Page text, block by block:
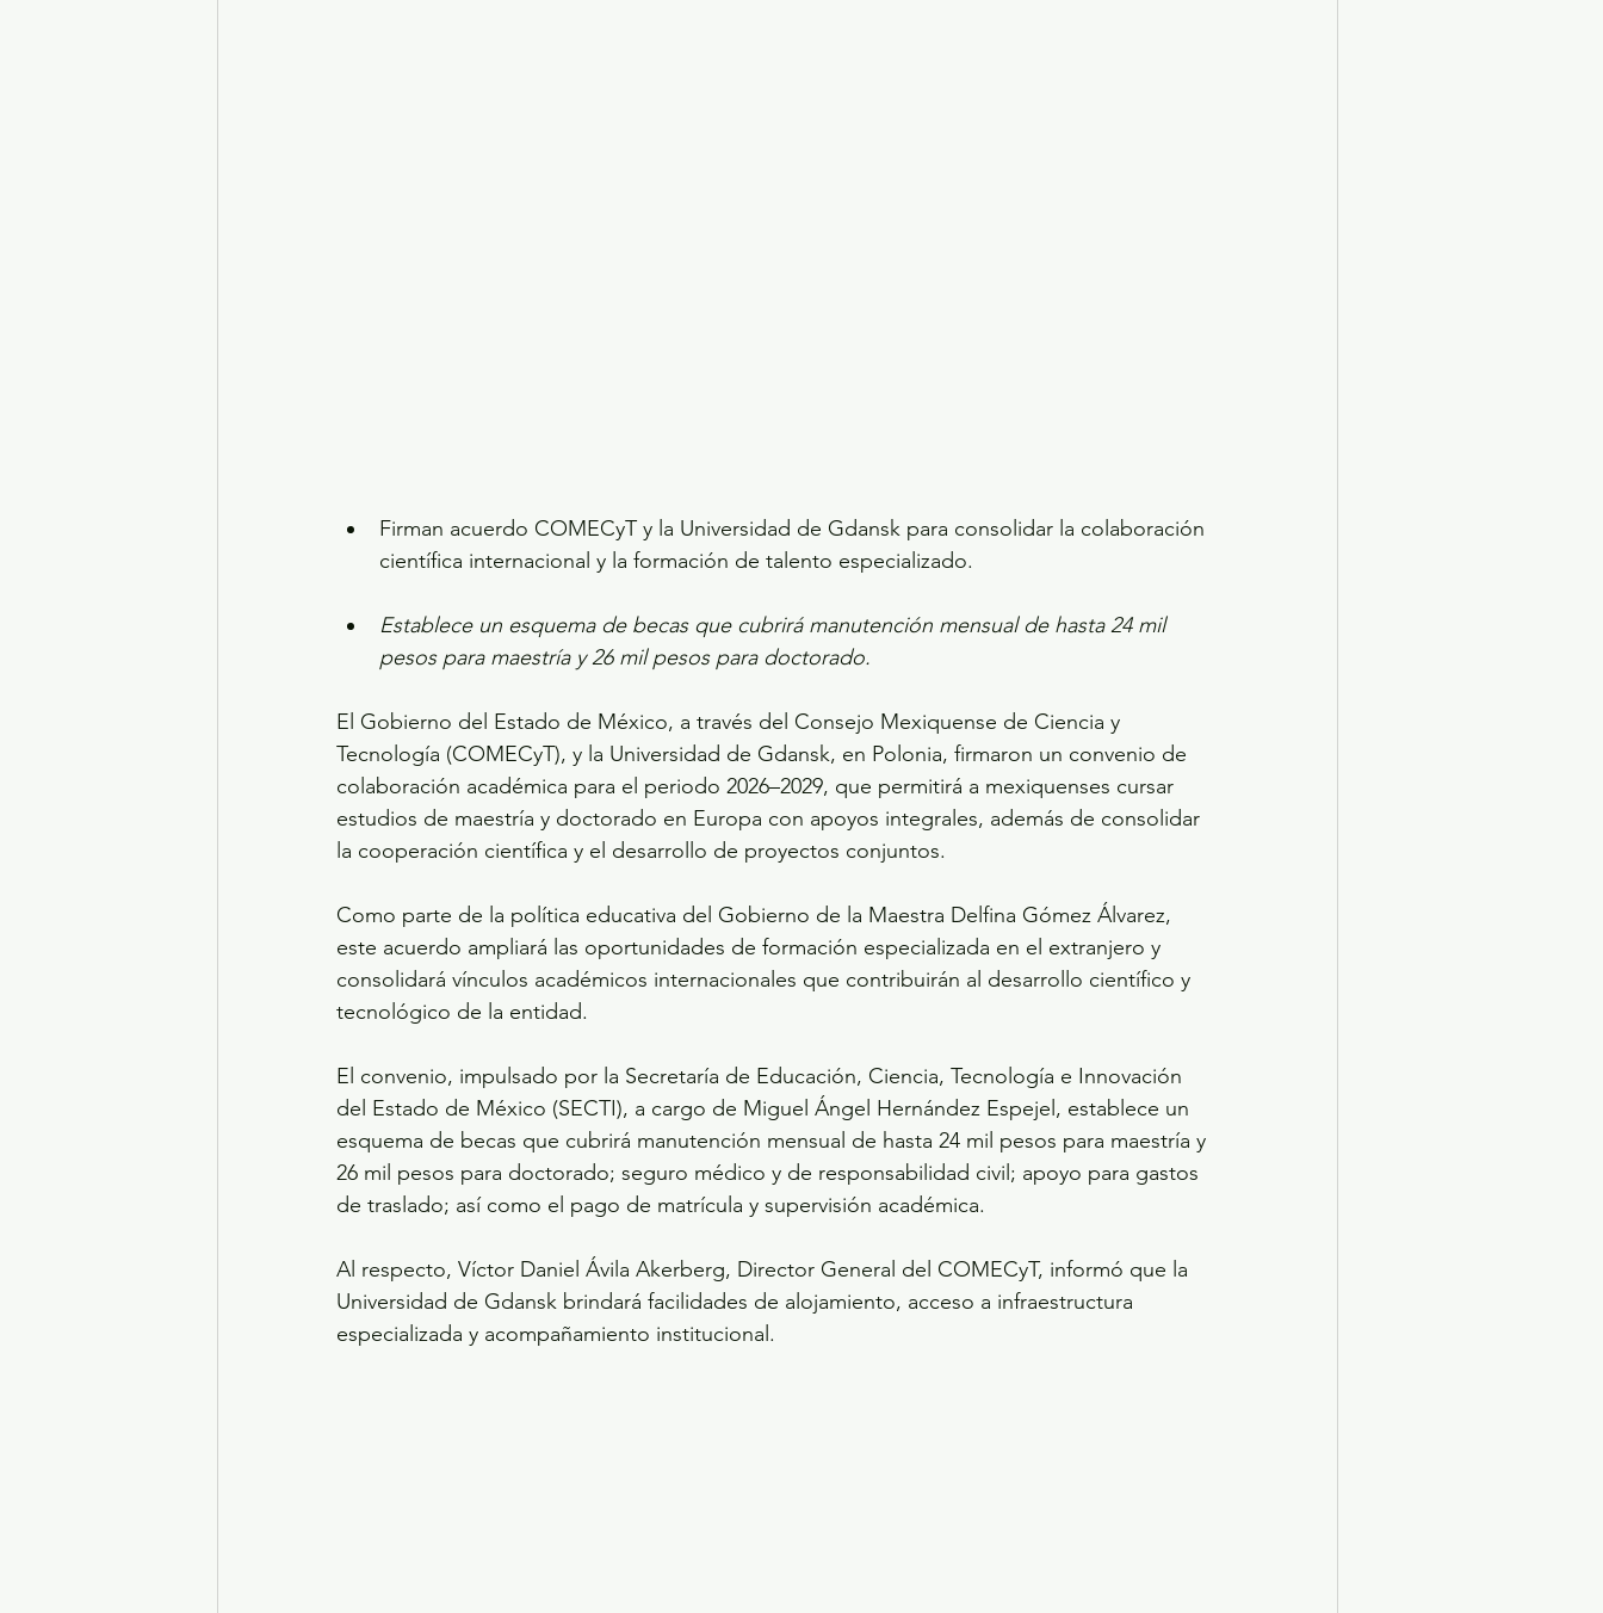
Firman acuerdo COMECyT y la Universidad de Gdansk para consolidar la colaboración
científica internacional y la formación de talento especializado.
Establece un esquema de becas que cubrirá manutención mensual de hasta 24 mil
pesos para maestría y 26 mil pesos para doctorado.
El Gobierno del Estado de México, a través del Consejo Mexiquense de Ciencia y
Tecnología (COMECyT), y la Universidad de Gdansk, en Polonia, firmaron un convenio de
colaboración académica para el periodo 2026–2029, que permitirá a mexiquenses cursar
estudios de maestría y doctorado en Europa con apoyos integrales, además de consolidar
la cooperación científica y el desarrollo de proyectos conjuntos.
Como parte de la política educativa del Gobierno de la Maestra Delfina Gómez Álvarez,
este acuerdo ampliará las oportunidades de formación especializada en el extranjero y
consolidará vínculos académicos internacionales que contribuirán al desarrollo científico y
tecnológico de la entidad.
El convenio, impulsado por la Secretaría de Educación, Ciencia, Tecnología e Innovación
del Estado de México (SECTI), a cargo de Miguel Ángel Hernández Espejel, establece un
esquema de becas que cubrirá manutención mensual de hasta 24 mil pesos para maestría y
26 mil pesos para doctorado; seguro médico y de responsabilidad civil; apoyo para gastos
de traslado; así como el pago de matrícula y supervisión académica.
Al respecto, Víctor Daniel Ávila Akerberg, Director General del COMECyT, informó que la
Universidad de Gdansk brindará facilidades de alojamiento, acceso a infraestructura
especializada y acompañamiento institucional.